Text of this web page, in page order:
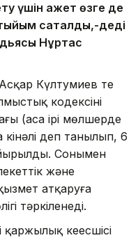
үшін қажет өзге де
сақталды,-деді
Нұртас
Күлтумиев те
кодексінің
(аса ірі мөлшерде
деп танылып, 6
Сонымен
және
атқаруға
тәркіленеді.
кеңесшісі